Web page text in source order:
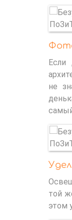
Если
не
той
этом